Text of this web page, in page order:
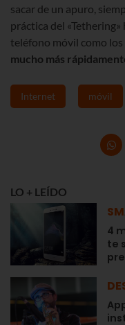
sacar de un apuro,
práctica del
teléfono móvil como los
mucho más
Internet móvil
LO + LEÍDO
4
te